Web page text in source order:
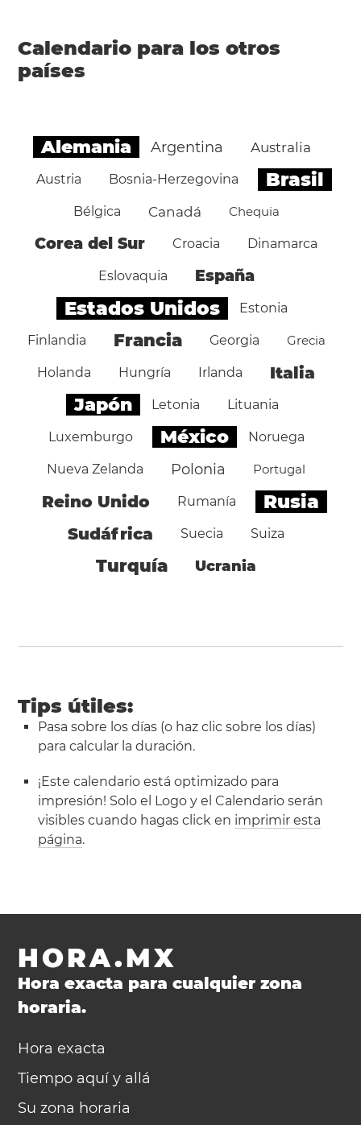
Calendario para los otros
países
Alemania Argentina Australia
Austria Bosnia-Herzegovina Brasil
Bélgica Canadá Chequia
Corea del Sur Croacia Dinamarca
Eslovaquia España
Estados Unidos Estonia
Finlandia Francia Georgia Grecia
Holanda Hungría Irlanda Italia
Japón Letonia Lituania
Luxemburgo México Noruega
Nueva Zelanda Polonia Portugal
Reino Unido Rumanía Rusia
Sudáfrica Suecia Suiza
Turquía Ucrania
Tips útiles:
Pasa sobre los días (o haz clic sobre los días)
para calcular la duración.
¡Este calendario está optimizado para
impresión! Solo el Logo y el Calendario serán
visibles cuando hagas click en imprimir esta
página.
HORA.MX
Hora exacta para cualquier zona
horaria.
Hora exacta
Tiempo aquí y allá
Su zona horaria